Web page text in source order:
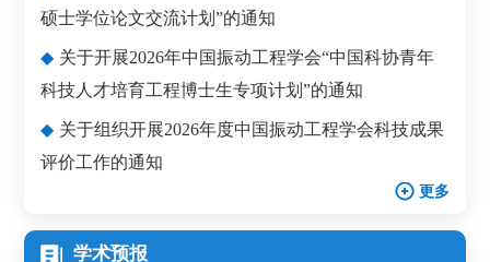
硕士学位论文交流计划”的通知
◆ 关于开展2026年中国振动工程学会“中国科协青年
科技人才培育工程博士生专项计划”的通知
◆ 关于组织开展2026年度中国振动工程学会科技成果
评价工作的通知
更多
学术预报